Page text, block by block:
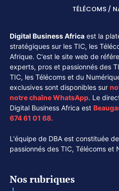
TÉLÉCOMS /
Digital Business Africa est la
stratégiques sur les TIC, les
Afrique. C'est le site web de
experts, pros et passionnés des
TIC, les Télécoms et du
exclusives sont disponibles sur
notre chaîneWhatsApp. Le
Digital Business Africa est
674 61 01 68.
L'équipe de DBA est constituée
passionnés des TIC, Télécoms et
Nos rubriques